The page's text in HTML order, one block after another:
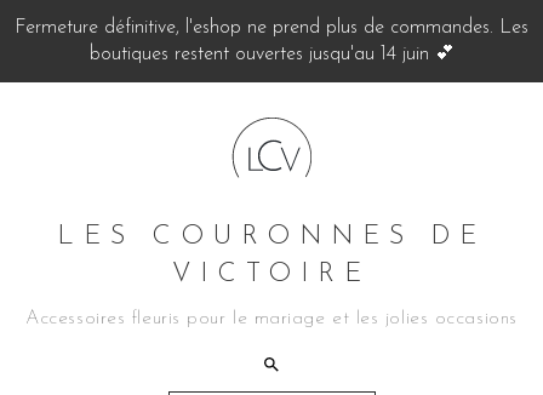
Fermeture définitive, l'eshop ne prend plus de commandes. Les
boutiques restent ouvertes jusqu'au 14 juin 💕
LES COURONNES DE
VICTOIRE
Accessoires fleuris pour le mariage et les jolies occasions